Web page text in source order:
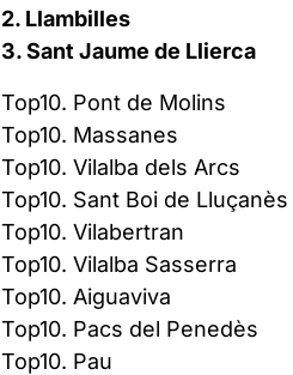
2. Llambilles
3. Sant Jaume de Llierca
Top10. Pont de Molins
Top10. Massanes
Top10. Vilalba dels Arcs
Top10. Sant Boi de Lluçanès
Top10. Vilabertran
Top10. Vilalba Sasserra
Top10. Aiguaviva
Top10. Pacs del Penedès
Top10. Pau